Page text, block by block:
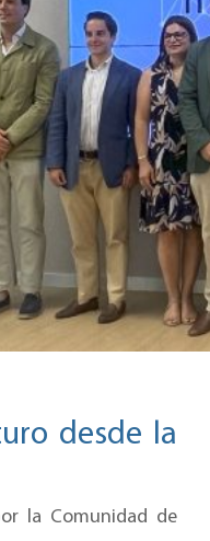
desde la
la Comunidad de